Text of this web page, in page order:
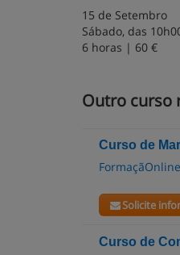
15 de Setembro
Sábado, das
6 horas | 60 €
Outro curso
Curso de
FormaçãOnline
Solicite
Curso de